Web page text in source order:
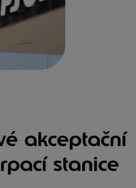
akceptační
stanice